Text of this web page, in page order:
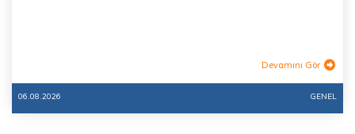
Devamını Gör
06.08.2026 GENEL